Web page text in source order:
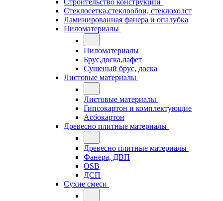
Строительство конструкций
Стеклосетка,стеклообои, стеклохолст
Ламинированная фанера и опалубка
Пиломатериалы
Пиломатериалы
Брус,доска,лафет
Сушеный брус, доска
Листовые материалы
Листовые материалы
Гипсокартон и комплектующие
Асбокартон
Древесно плитные материалы
Древесно плитные материалы
Фанера, ДВП
OSB
ДСП
Сухие смеси